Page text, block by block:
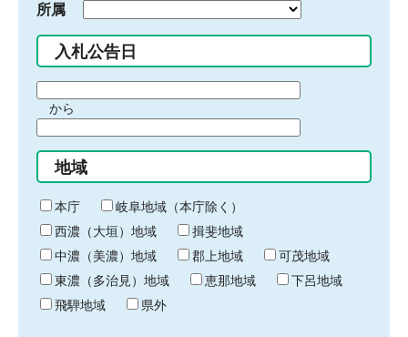
所属
入札公告日
間
始
り
から
間
終
わ
り
地域
本庁
岐阜地域（本庁除く）
西濃（大垣）地域
揖斐地域
中濃（美濃）地域
郡上地域
可茂地域
東濃（多治見）地域
恵那地域
下呂地域
飛騨地域
県外